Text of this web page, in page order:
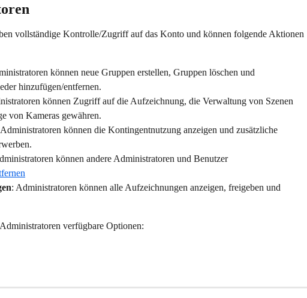
vollständige Kontrolle/Zugriff auf das Konto und können folgende Aktionen
können neue Gruppen erstellen, Gruppen löschen und
hinzufügen/entfernen.
können Zugriff auf die Aufzeichnung, die Verwaltung von Szenen
von Kameras gewähren.
Administratoren können die Kontingentnutzung anzeigen und zusätzliche
können andere Administratoren und Benutzer
: Administratoren können alle Aufzeichnungen anzeigen, freigeben und
verfügbare Optionen: